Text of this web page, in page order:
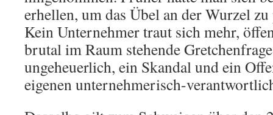
erhellen, um das Übel an der Wurzel zu
Kein Unternehmer traut sich mehr,
brutal im Raum stehende
ungeheuerlich, ein Skandal und ein
eigenen unternehmerisch-